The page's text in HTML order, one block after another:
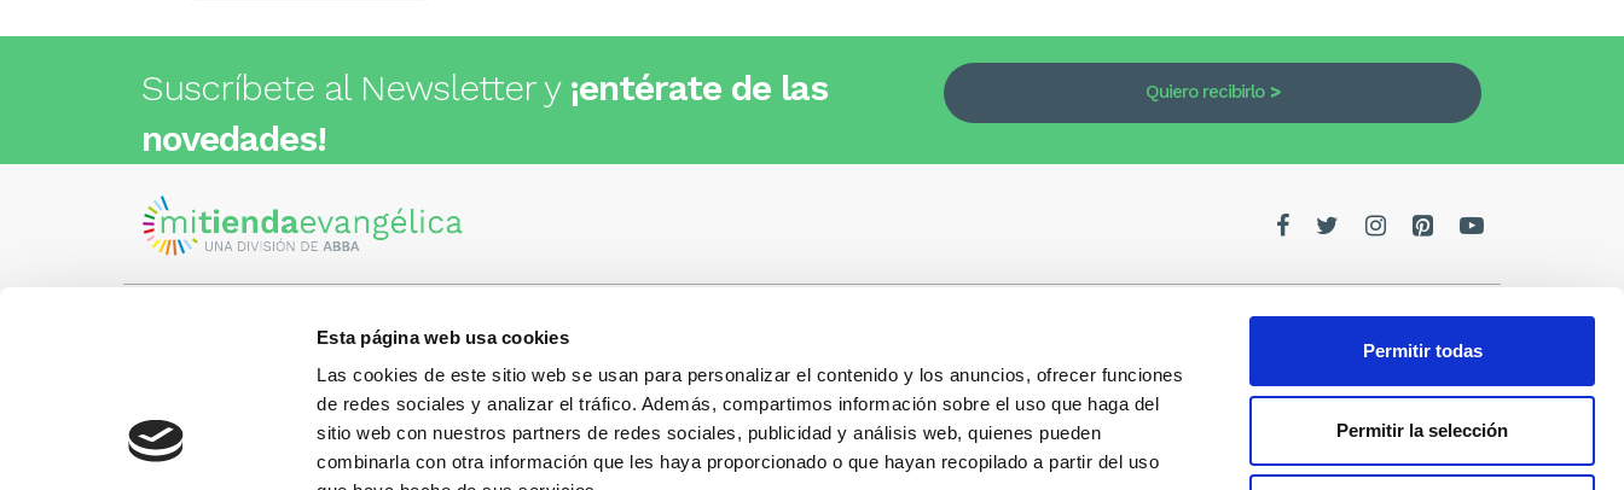
Esta página web usa cookies
Las cookies de este sitio web se usan para personalizar el contenido y los anuncios, ofrecer funciones
de redes sociales y analizar el tráfico. Además, compartimos información sobre el uso que haga del
sitio web con nuestros partners de redes sociales, publicidad y análisis web, quienes pueden
combinarla con otra información que les haya proporcionado o que hayan recopilado a partir del uso
Permitir todas
Permitir la selección
Suscríbete al Newsletter y ¡entérate de las
novedades!
Quiero recibirlo
Visita nuestra tienda
Metro: ¿Cómo llegar?
• Encants (L2) - a 1 calle
• Glòries (L1) - a 3 calles
• Sagrada Familia (L2, L5) - a 6
+34 935 32 32 35
¿Tienes dudas, consultas o preguntas?
Llámanos y te contestaremos con mucho
gusto.
Política de privacidad
Política de privacidad redes
Condiciones generales de la
compra